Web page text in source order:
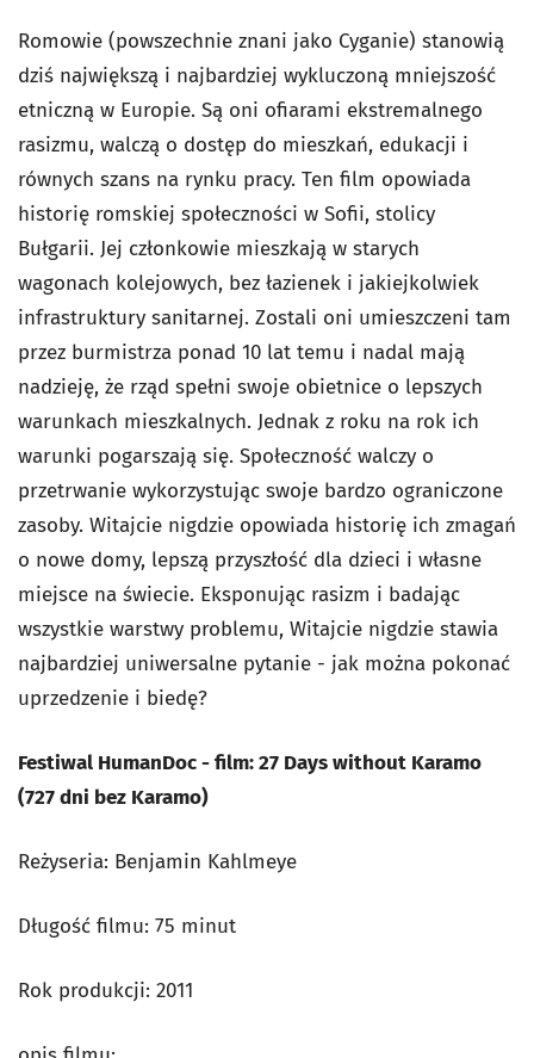
Romowie (powszechnie znani jako Cyganie) stanowią
dziś największą i najbardziej wykluczoną mniejszość
etniczną w Europie. Są oni ofiarami ekstremalnego
rasizmu, walczą o dostęp do mieszkań, edukacji i
równych szans na rynku pracy. Ten film opowiada
historię romskiej społeczności w Sofii, stolicy
Bułgarii. Jej członkowie mieszkają w starych
wagonach kolejowych, bez łazienek i jakiejkolwiek
infrastruktury sanitarnej. Zostali oni umieszczeni tam
przez burmistrza ponad 10 lat temu i nadal mają
nadzieję, że rząd spełni swoje obietnice o lepszych
warunkach mieszkalnych. Jednak z roku na rok ich
warunki pogarszają się. Społeczność walczy o
przetrwanie wykorzystując swoje bardzo ograniczone
zasoby. Witajcie nigdzie opowiada historię ich zmagań
o nowe domy, lepszą przyszłość dla dzieci i własne
miejsce na świecie. Eksponując rasizm i badając
wszystkie warstwy problemu, Witajcie nigdzie stawia
najbardziej uniwersalne pytanie - jak można pokonać
uprzedzenie i biedę?
Festiwal HumanDoc - film: 27 Days without Karamo
(727 dni bez Karamo)
Reżyseria: Benjamin Kahlmeye
Długość filmu: 75 minut
Rok produkcji: 2011